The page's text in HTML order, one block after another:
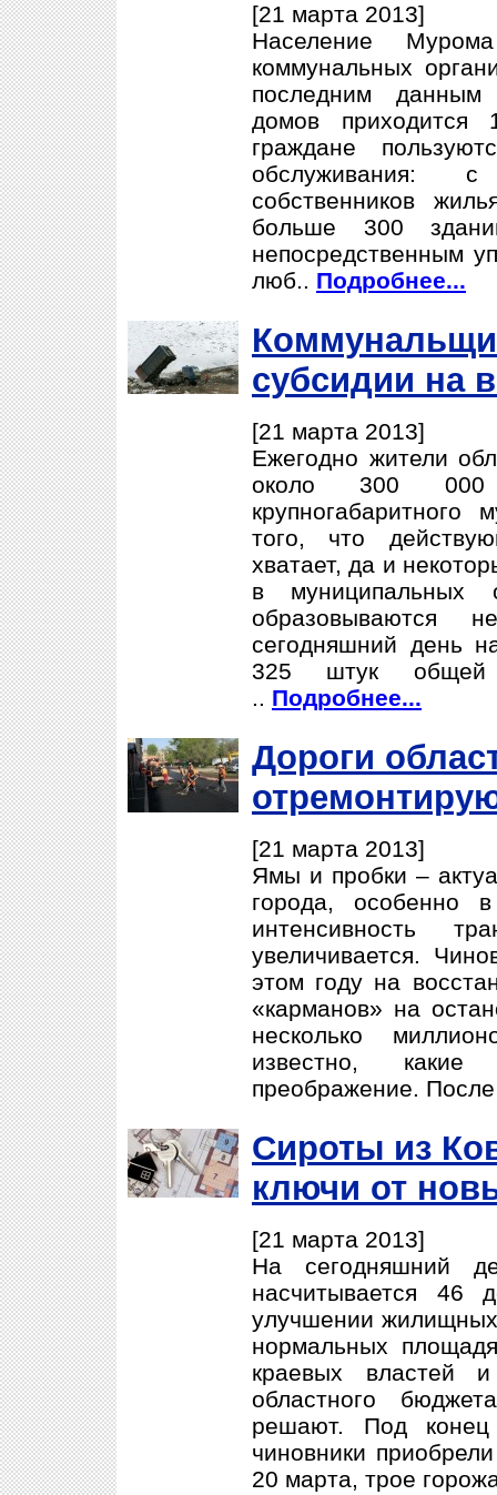
[21 марта 2013]
Население
коммунальных
последним данным
домов приходится
граждане
обслуживания:
собственников
больше 300
непосредственным
люб.. Подробнее...
субсидии на
[21 марта 2013]
Ежегодно жители
около 300 000
того, что
хватает, да и
в муниципальных
образовываются
сегодняшний день
325 штук
.. Подробнее...
Дороги
[21 марта 2013]
Ямы и пробки –
города, особенно
интенсивность
увеличивается.
этом году на
«карманов» на
несколько
известно,
преображение.
Сироты из
ключи от
[21 марта 2013]
На сегодняшний
насчитывается 46
улучшении
нормальных
краевых властей
областного
решают. Под конец
чиновники
20 марта, трое